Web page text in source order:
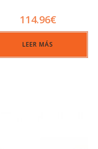
114.96€
LEER MÁS